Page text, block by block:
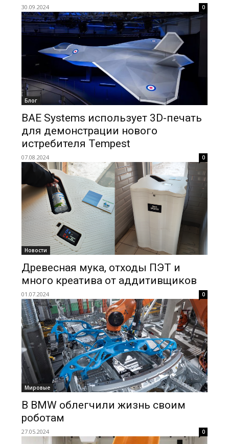
30.09.2024 0
Блог
BAE Systems использует 3D-печать
для демонстрации нового
истребителя Tempest
07.08.2024 0
Новости
Древесная мука, отходы ПЭТ и
много креатива от аддитивщиков
01.07.2024 0
Мировые
В BMW облегчили жизнь своим
роботам
27.05.2024 0